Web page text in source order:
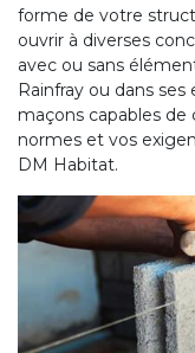
forme de votre
ouvrir à diverses
avec ou sans
Rainfray ou dans
maçons capables
normes et vos
DM Habitat.